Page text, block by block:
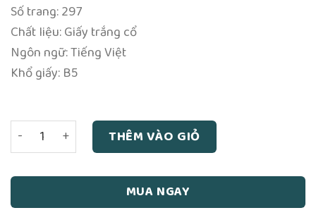
Số trang: 297
Chất liệu: Giấy trắng cổ
Ngôn ngữ: Tiếng Việt
Khổ giấy: B5
Luận Bàn Quyền Mưu Học Phương Đông – Triệu Quốc
THÊM VÀO GIỎ
MUA NGAY